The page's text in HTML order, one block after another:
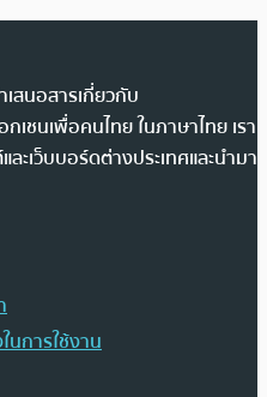
สนอสารเกี่ยวกับ
เชนเพื่อคนไทย ในภาษาไทย เรา
ะเว็บบอร์ดต่างประเทศและนำมา
นการใช้งาน